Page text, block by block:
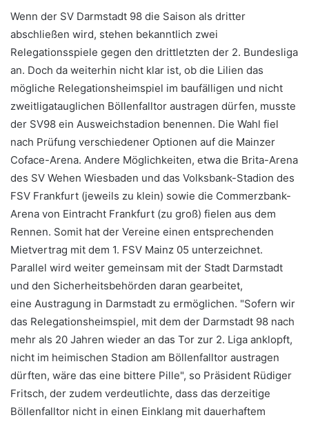
Wenn der SV Darmstadt 98 die Saison als dritter
abschließen wird, stehen bekanntlich zwei
Relegationsspiele gegen den drittletzten der 2. Bundesliga
an. Doch da weiterhin nicht klar ist, ob die Lilien das
mögliche Relegationsheimspiel im baufälligen und nicht
zweitligatauglichen Böllenfalltor austragen dürfen, musste
der SV98 ein Ausweichstadion benennen. Die Wahl fiel
nach Prüfung verschiedener Optionen auf die Mainzer
Coface-Arena. Andere Möglichkeiten, etwa die Brita-Arena
des SV Wehen Wiesbaden und das Volksbank-Stadion des
FSV Frankfurt (jeweils zu klein) sowie die Commerzbank-
Arena von Eintracht Frankfurt (zu groß) fielen aus dem
Rennen. Somit hat der Vereine einen entsprechenden
Mietvertrag mit dem 1. FSV Mainz 05 unterzeichnet.
Parallel wird weiter gemeinsam mit der Stadt Darmstadt
und den Sicherheitsbehörden daran gearbeitet,
eine Austragung in Darmstadt zu ermöglichen. "Sofern wir
das Relegationsheimspiel, mit dem der Darmstadt 98 nach
mehr als 20 Jahren wieder an das Tor zur 2. Liga anklopft,
nicht im heimischen Stadion am Böllenfalltor austragen
dürften, wäre das eine bittere Pille", so Präsident Rüdiger
Fritsch, der zudem verdeutlichte, dass das derzeitige
Böllenfalltor nicht in einen Einklang mit dauerhaftem